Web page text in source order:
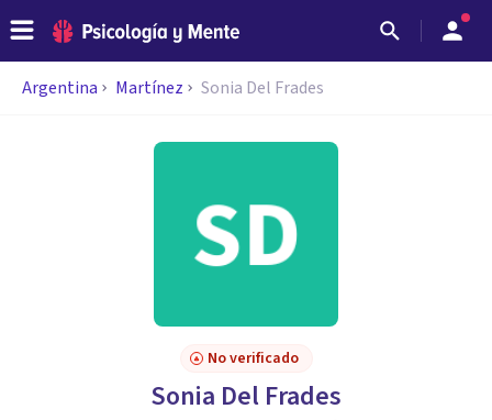
Argentina Martínez Sonia Del Frades
No verificado
Sonia Del Frades